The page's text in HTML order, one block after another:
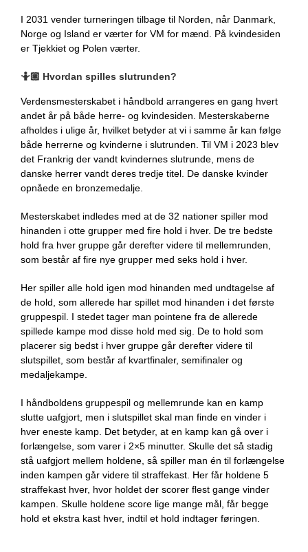
I 2031 vender turneringen tilbage til Norden, når Danmark,
Norge og Island er værter for VM for mænd. På kvindesiden
er Tjekkiet og Polen værter.
🤷🏼 Hvordan spilles slutrunden?
Verdensmesterskabet i håndbold arrangeres en gang hvert
andet år på både herre- og kvindesiden. Mesterskaberne
afholdes i ulige år, hvilket betyder at vi i samme år kan følge
både herrerne og kvinderne i slutrunden. Til VM i 2023 blev
det Frankrig der vandt kvindernes slutrunde, mens de
danske herrer vandt deres tredje titel. De danske kvinder
opnåede en bronzemedalje.
Mesterskabet indledes med at de 32 nationer spiller mod
hinanden i otte grupper med fire hold i hver. De tre bedste
hold fra hver gruppe går derefter videre til mellemrunden,
som består af fire nye grupper med seks hold i hver.
Her spiller alle hold igen mod hinanden med undtagelse af
de hold, som allerede har spillet mod hinanden i det første
gruppespil. I stedet tager man pointene fra de allerede
spillede kampe mod disse hold med sig. De to hold som
placerer sig bedst i hver gruppe går derefter videre til
slutspillet, som består af kvartfinaler, semifinaler og
medaljekampe.
I håndboldens gruppespil og mellemrunde kan en kamp
slutte uafgjort, men i slutspillet skal man finde en vinder i
hver eneste kamp. Det betyder, at en kamp kan gå over i
forlængelse, som varer i 2×5 minutter. Skulle det så stadig
stå uafgjort mellem holdene, så spiller man én til forlængelse
inden kampen går videre til straffekast. Her får holdene 5
straffekast hver, hvor holdet der scorer flest gange vinder
kampen. Skulle holdene score lige mange mål, får begge
hold et ekstra kast hver, indtil et hold indtager føringen.